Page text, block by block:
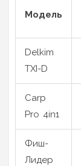
Модель
Delkim
TXI-D
Carp
Pro 4in1
Фиш-
Лидер